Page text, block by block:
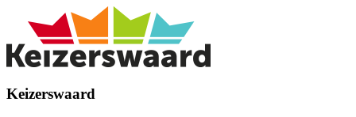
Keizerswaard